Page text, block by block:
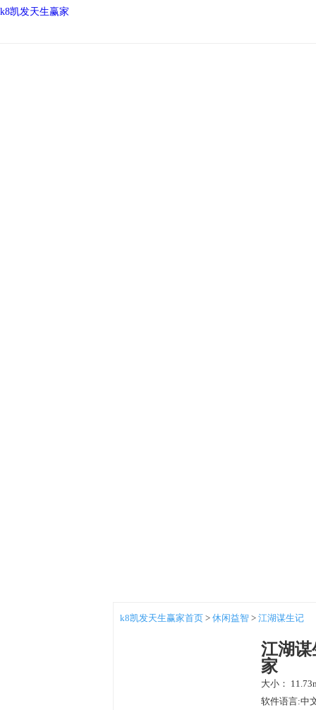
k8凯发天生赢家
k8凯发天生赢家首页 > 休闲益智 > 江湖谋生记
江湖
家
大小：
软件语言:中